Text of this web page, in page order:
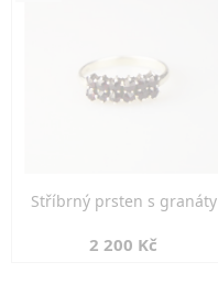
Stříbrný prsten s granáty
2 200 Kč